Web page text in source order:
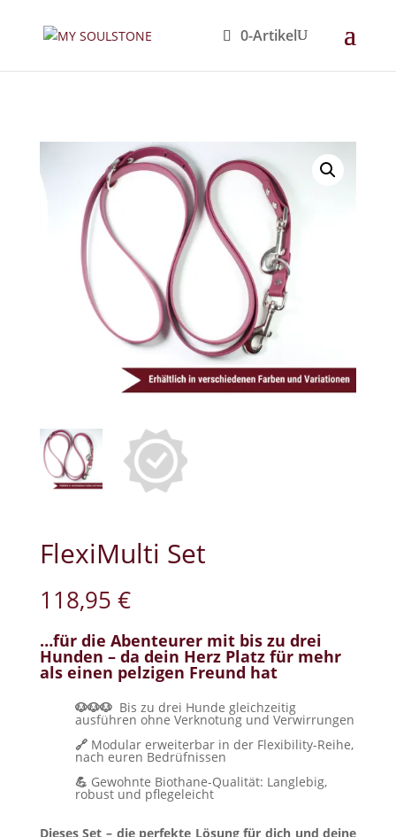
0-Artikel
FlexiMulti Set
118,95 €
…für die Abenteurer mit bis zu drei
Hunden – da dein Herz Platz für mehr
als einen pelzigen Freund hat
🐶🐶🐶 Bis zu drei Hunde gleichzeitig
ausführen ohne Verknotung und Verwirrungen
🔗 Modular erweiterbar in der Flexibility-Reihe,
nach euren Bedrüfnissen
💪 Gewohnte Biothane-Qualität: Langlebig,
robust und pflegeleicht
Dieses Set – die perfekte Lösung für dich und deine